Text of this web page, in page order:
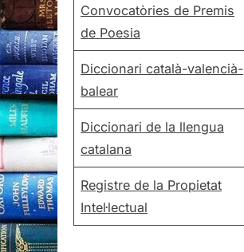
Convocatòries de Premis
de Poesia
Diccionari català-valencià-
balear
Diccionari de la llengua
catalana
Registre de la Propietat
Intel·lectual